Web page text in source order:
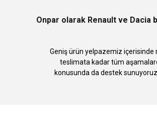
Onpar olarak Renault ve
Geniş ürün yelpazemiz içerisinde
teslimata kadar tüm
konusunda da destek